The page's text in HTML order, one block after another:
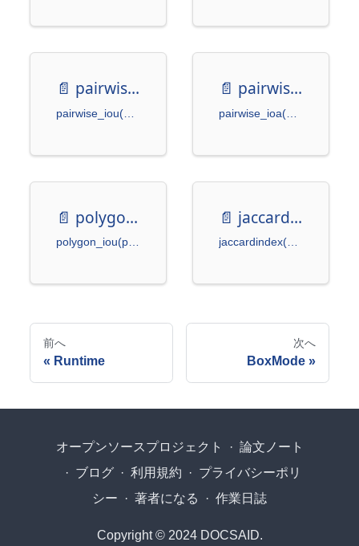
📄️ pairwise_iou 📄️ pairwise_ioa
📄️ polygon_iou
polygon_iou(poly1 Polygon) -> float
📄️ jaccard_index
jaccardindex(predpoly np.ndarray, imagesize: tuple[int, int]) -> float
前へ
Runtime
次へ
BoxMode
オープンソースプロジェクト · 論文ノート
· ブログ · 利用規約 · プライバシーポリ
シー
· 著者になる · 作業日誌
Copyright © 2024 DOCSAID.